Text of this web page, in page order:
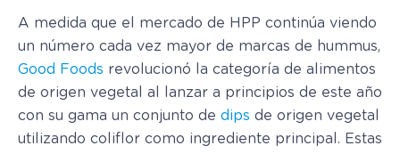
A medida que el mercado de HPP continúa viendo
un número cada vez mayor de marcas de hummus,
Good Foods revolucionó la categoría de alimentos
de origen vegetal al lanzar a principios de este año
con su gama un conjunto de dips de origen vegetal
utilizando coliflor como ingrediente principal. Estas